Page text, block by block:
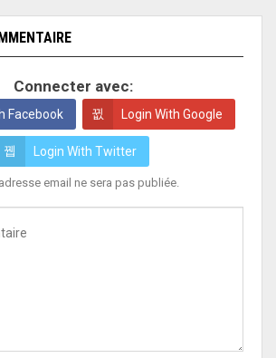
Connecter avec:
Facebook Login With Google
Login With Twitter
email ne sera pas publiée.